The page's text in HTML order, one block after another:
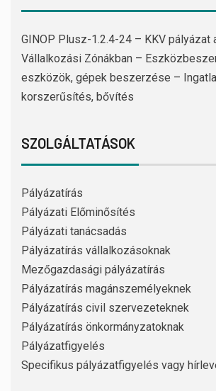
GINOP Plusz-1.2.4-24 – KKV pályázat
Vállalkozási Zónákban –
eszközök, gépek beszerzése –
korszerűsítés, bővítés
SZOLGÁLTATÁSOK
Pályázatírás
Pályázati Előminősítés
Pályázati tanácsadás
Pályázatírás vállalkozásoknak
Mezőgazdasági pályázatírás
Pályázatírás magánszemélyeknek
Pályázatírás civil szervezeteknek
Pályázatírás önkormányzatoknak
Pályázatfigyelés
Specifikus pályázatfigyelés vagy